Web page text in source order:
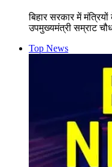
बिहार सरकार में
उपमुख्यमंत्री सम्राट
Top News